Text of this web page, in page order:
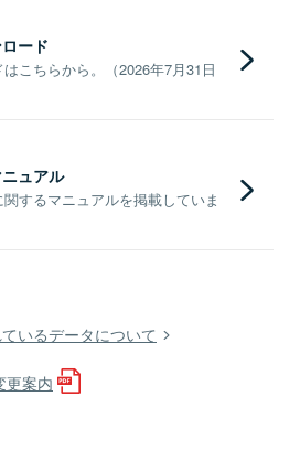
ード
こちらから。（2026年7月31日
ュアル
するマニュアルを掲載していま
いるデータについて
更案内